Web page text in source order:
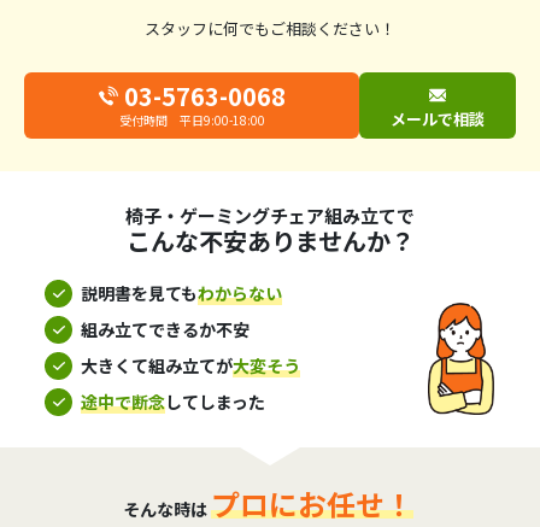
スタッフに何でもご相談ください！
03-5763-0068
受付時間 平日9:00-18:00 メールで相談
椅子・ゲーミングチェア組み立てで
こんな不安ありませんか？
説明書を見てもわからない
組み立てできるか不安
大きくて組み立てが大変そう
途中で断念してしまった
そんな時はプロにお任せ！